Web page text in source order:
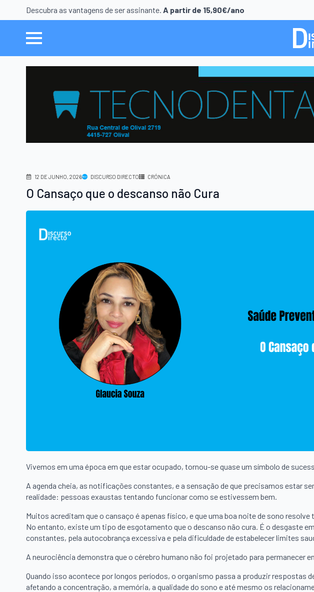
Descubra as vantagens de ser assinante. A partir de 15,90€/ano
12 DE JUNHO, 2026 DISCURSO DIRECTO CRÓNICA
O Cansaço que o descanso não Cura
Vivemos em uma época em que estar ocupado, tornou-se quase um símbolo de
A agenda cheia, as notificações constantes, e a sensação de que precisamos estar
realidade: pessoas exaustas tentando funcionar como se estivessem bem.
Muitos acreditam que o cansaço é apenas físico, e que uma boa noite de sono resolve
No entanto, existe um tipo de esgotamento que o descanso não cura. É o desgaste
constantes, pela autocobrança excessiva e pela dificuldade de estabelecer limites
A neurociência demonstra que o cérebro humano não foi projetado para permanecer
Quando isso acontece por longos períodos, o organismo passa a produzir respostas
afetando a concentração, a memória, a qualidade do sono e até mesmo os